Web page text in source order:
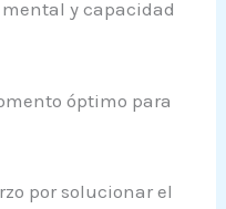
y capacidad
óptimo para
por solucionar el